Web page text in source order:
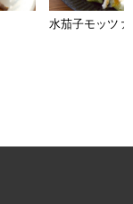
水茄子モッツァ